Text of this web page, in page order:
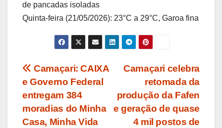
de pancadas isoladas
Quinta-feira (21/05/2026): 23°C a 29°C, Garoa fina
Navegação
de
Post
Camaçari celebra
retomada da
produção da Fafen
e geração de quase
4 mil postos de
Camaçari: CAIXA
e Governo Federal
entregam 384
moradias do Minha
Casa, Minha Vida